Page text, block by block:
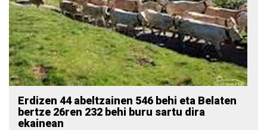
Erdizen 44 abeltzainen 546 behi eta Belaten
bertze 26ren 232 behi buru sartu dira
ekainean